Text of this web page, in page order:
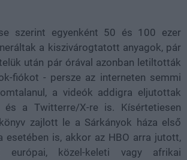
szerint egyenként 50 és 100 ezer
a kiszivárogtatott anyagok, pár
után pár órával azonban letiltották
fiókot - persze az interneten semmi
a videók addigra eljutottak
a Twitterre/X-re is. Kísértetiesen
zajlott le a Sárkányok háza első
esetében is, akkor az HBO arra jutott,
európai, közel-keleti vagy afrikai